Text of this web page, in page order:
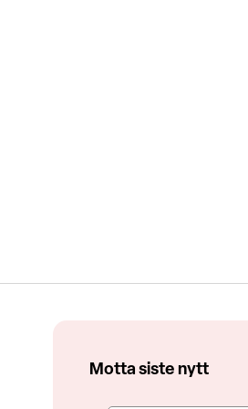
Motta siste nytt